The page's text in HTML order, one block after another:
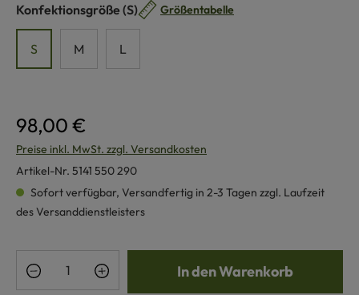
Konfektionsgröße auswählen
(S) Größentabelle
S M L
98,00 €
Preise inkl. MwSt. zzgl. Versandkosten
Artikel-Nr. 5141 550 290
Sofort verfügbar, Versandfertig in 2-3 Tagen zzgl. Laufzeit
des Versanddienstleisters
Produkt Anzahl: Gib den gewünschten
In den Warenkorb